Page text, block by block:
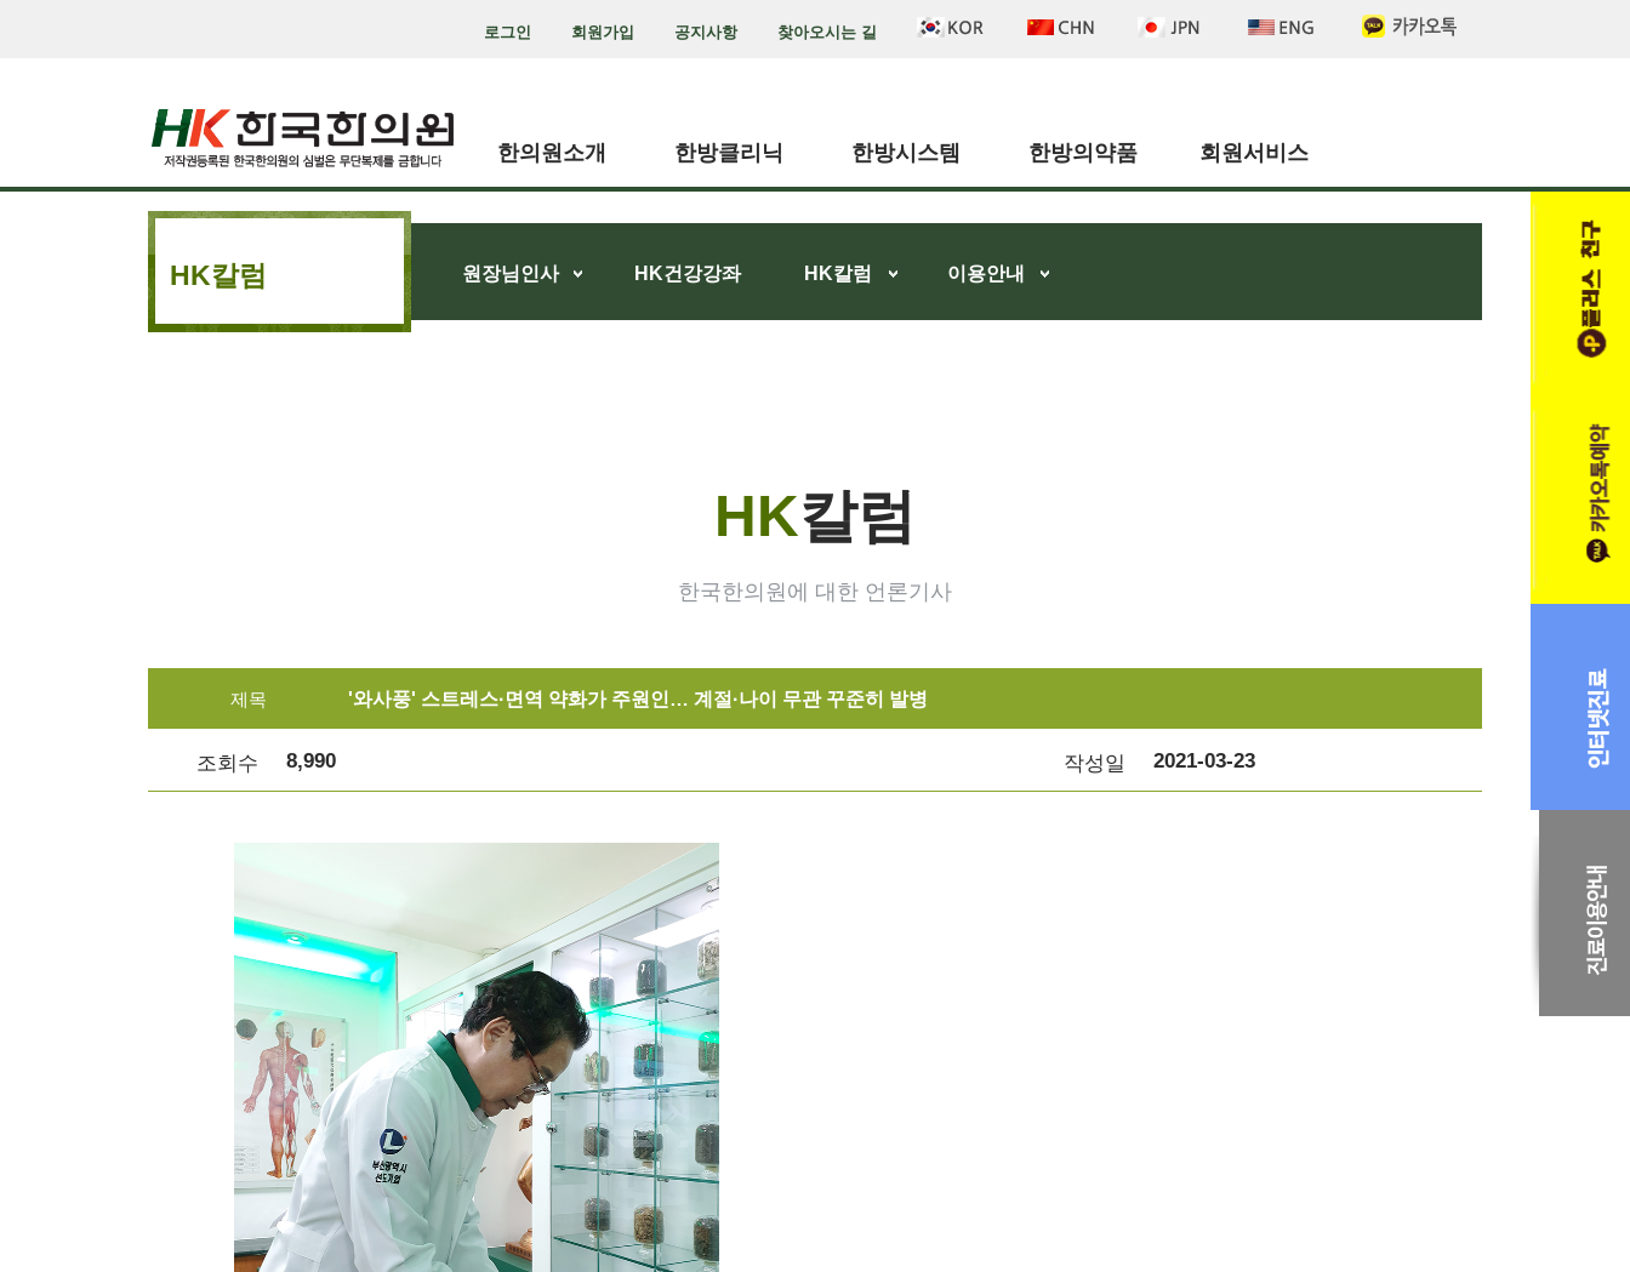
로그인 회원가입 공지사항 찾아오시는 길
한의원소개 한방클리닉 한방시스템 한방의약품 회원서비스
HK칼럼 원장님인사 HK건강강좌 HK칼럼 이용안내
HK칼럼
한국한의원에 대한 언론기사
제목 '와사풍' 스트레스·면역 약화가 주원인… 계절·나이 무관 꾸준히 발병
조회수 8,990 작성일 2021-03-23